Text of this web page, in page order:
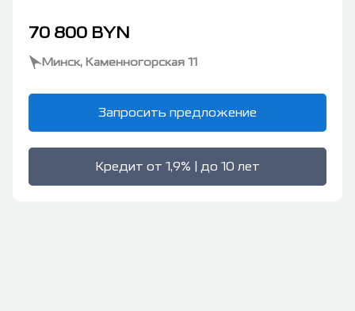
70 800 BYN
Минск, Каменногорская 11
Запросить предложение
Кредит от 1,9% | до 10 лет